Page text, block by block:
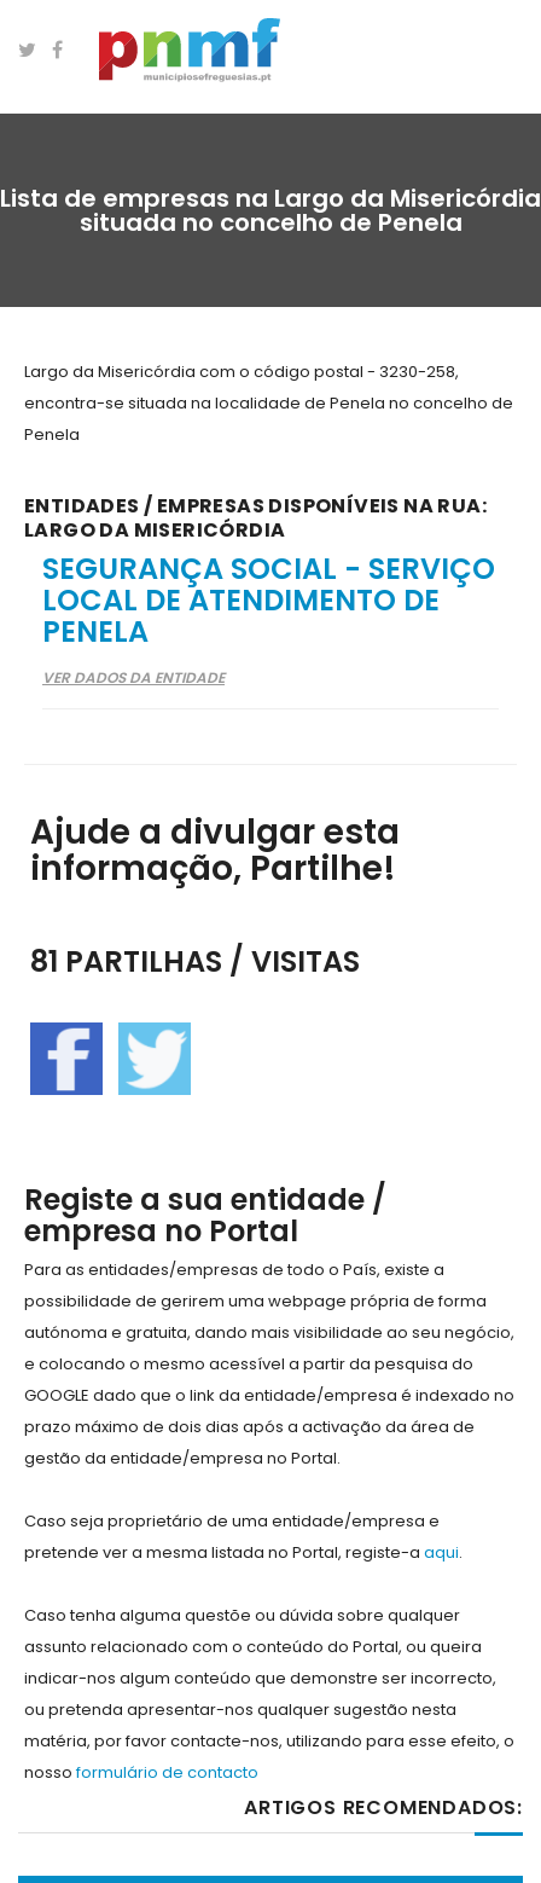
Lista de empresas na Largo da Misericórdia
situada no concelho de Penela
Largo da Misericórdia com o código postal - 3230-258,
encontra-se situada na localidade de Penela no concelho de
Penela
ENTIDADES / EMPRESAS DISPONÍVEIS NA RUA:
LARGO DA MISERICÓRDIA
SEGURANÇA SOCIAL - SERVIÇO
LOCAL DE ATENDIMENTO DE
PENELA
VER DADOS DA ENTIDADE
Ajude a divulgar esta
informação, Partilhe!
81 PARTILHAS / VISITAS
Registe a sua entidade /
empresa no Portal
Para as entidades/empresas de todo o País, existe a
possibilidade de gerirem uma webpage própria de forma
autónoma e gratuita, dando mais visibilidade ao seu negócio,
e colocando o mesmo acessível a partir da pesquisa do
GOOGLE dado que o link da entidade/empresa é indexado no
prazo máximo de dois dias após a activação da área de
gestão da entidade/empresa no Portal.
Caso seja proprietário de uma entidade/empresa e
pretende ver a mesma listada no Portal, registe-a aqui.
Caso tenha alguma questõe ou dúvida sobre qualquer
assunto relacionado com o conteúdo do Portal, ou queira
indicar-nos algum conteúdo que demonstre ser incorrecto,
ou pretenda apresentar-nos qualquer sugestão nesta
matéria, por favor contacte-nos, utilizando para esse efeito, o
nossoformulário de contacto
ARTIGOS RECOMENDADOS: